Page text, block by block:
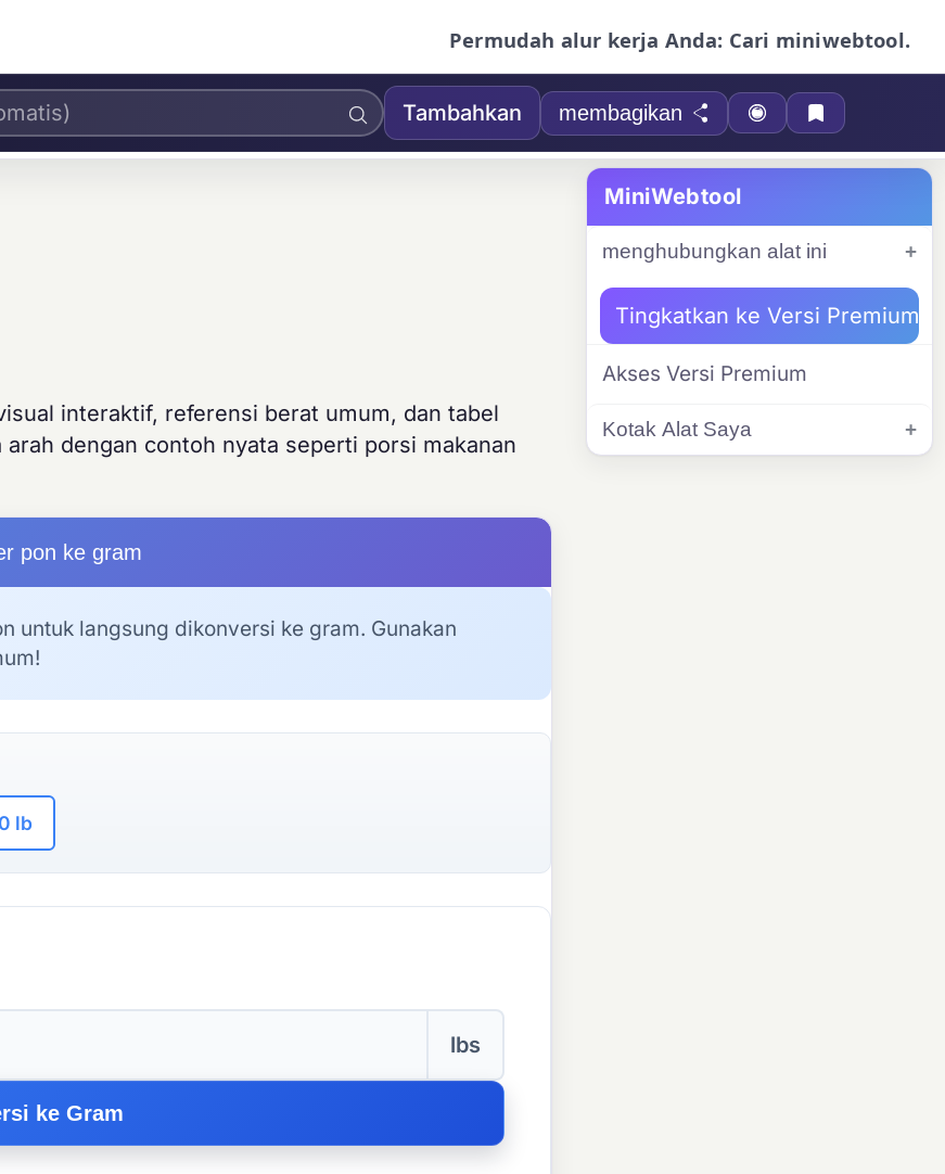
Permudah alur kerja Anda: Cari miniwebtool.
Tambahkan membagikan
interaktif, referensi berat umum, dan tabel
dengan contoh nyata seperti porsi makanan
pon ke gram
untuk langsung dikonversi ke gram. Gunakan
lb
lbs
ke Gram
MiniWebtool
menghubungkan alat ini
Tingkatkan ke Versi Premium
Akses Versi Premium
Kotak Alat Saya